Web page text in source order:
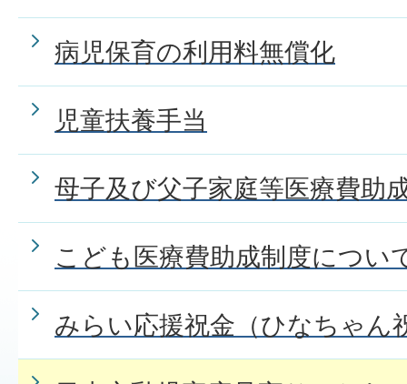
病児保育の利用料無償化
児童扶養手当
母子及び父子家庭等医療費助
こども医療費助成制度につい
みらい応援祝金（ひなちゃん